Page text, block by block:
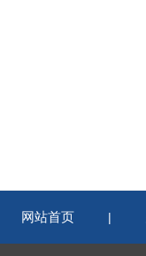
网站首页 |